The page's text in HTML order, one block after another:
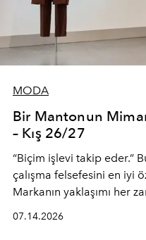
MODA
Bir Mantonun
– Kış 26/27
“Biçim işlevi takip eder.”
çalışma felsefesini en iyi
Markanın yaklaşımı her
07.14.2026